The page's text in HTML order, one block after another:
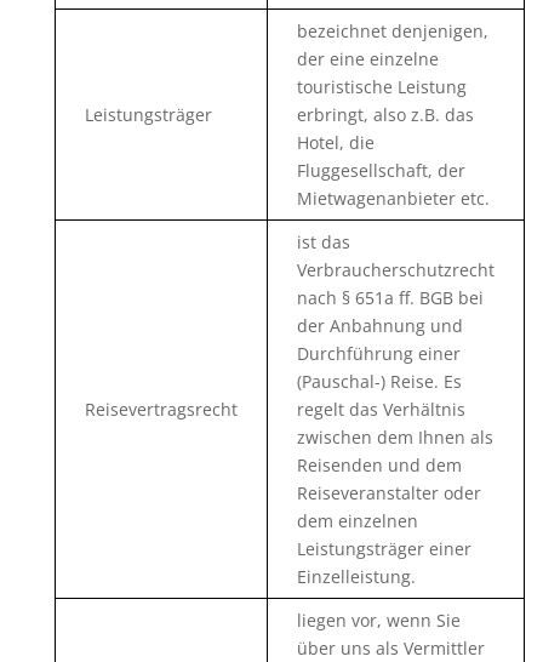
Leistungsträger
bezeichnet denjenigen,
der eine einzelne
touristische Leistung
erbringt, also z.B. das
Hotel, die
Fluggesellschaft, der
Mietwagenanbieter etc.
Reisevertragsrecht
ist das
Verbraucherschutzrecht
nach § 651a ff. BGB bei
der Anbahnung und
Durchführung einer
(Pauschal-) Reise. Es
regelt das Verhältnis
zwischen dem Ihnen als
Reisenden und dem
Reiseveranstalter oder
dem einzelnen
Leistungsträger einer
Einzelleistung.
liegen vor, wenn Sie
über uns als Vermittler